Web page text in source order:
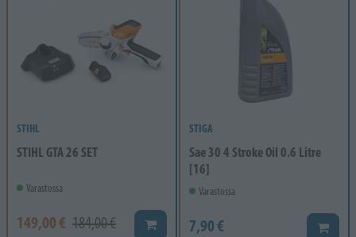
STIHL
STIHL GTA 26 SET
Varastossa
149,00 € 184,00 € Lisää koriin
STIGA
Sae 30 4 Stroke Oil 0.6 Litre
[16]
Varastossa
7,90 € Lisää